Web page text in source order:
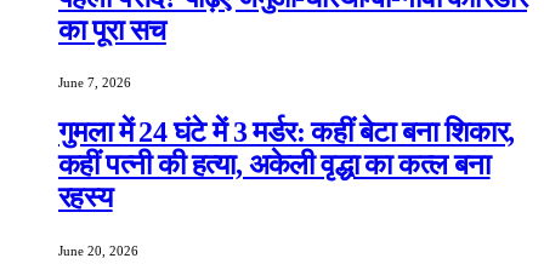
का पूरा सच
June 7, 2026
गुमला में 24 घंटे में 3 मर्डर: कहीं बेटा बना शिकार,
कहीं पत्नी की हत्या, अकेली वृद्धा का कत्ल बना
रहस्य
June 20, 2026